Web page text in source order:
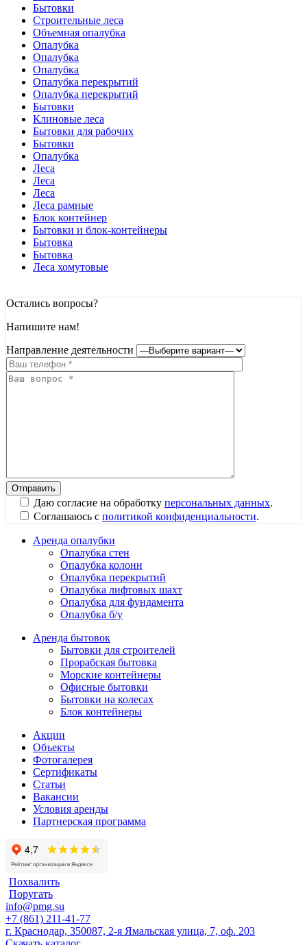
Бытовки
Строительные леса
Объемная опалубка
Опалубка
Опалубка
Опалубка
Опалубка перекрытий
Опалубка перекрытий
Бытовки
Клиновые леса
Бытовки для рабочих
Бытовки
Опалубка
Леса
Леса
Леса
Леса рамные
Блок контейнер
Бытовки и блок-контейнеры
Бытовка
Бытовка
Леса хомутовые
Остались вопросы?
Напишите нам!
Направление деятельности
Даю согласие на обработку персональных данных.
Соглашаюсь с политикой конфиденциальности.
Аренда опалубки
Опалубка стен
Опалубка колонн
Опалубка перекрытий
Опалубка лифтовых шахт
Опалубка для фундамента
Опалубка б/у
Аренда бытовок
Бытовки для строителей
Прорабская бытовка
Морские контейнеры
Офисные бытовки
Бытовки на колесах
Блок контейнеры
Акции
Объекты
Фотогалерея
Сертификаты
Статьи
Вакансии
Условия аренды
Партнерская программа
Похвалить
Поругать
info@pmg.su
+7 (861) 211-41-77
г. Краснодар, 350087, 2-я Ямальская улица, 7, оф. 203